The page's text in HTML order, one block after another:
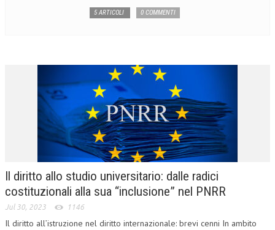
DIREZIONE SCIENTIFICA
ALTA FORMAZIONE
CORSI CE.S.E.D.
ARCHIVIO CORSI 2015
DIVENTA SOCIO
BROCHURE CE.S.E.D.
LA RIVISTA
5 ARTICOLI 0 COMMENTI
Il diritto allo studio universitario: dalle radici
costituzionali alla sua “inclusione” nel PNRR
Jul 30, 2023 1146
Il diritto all’istruzione nel diritto internazionale: brevi cenni In ambito